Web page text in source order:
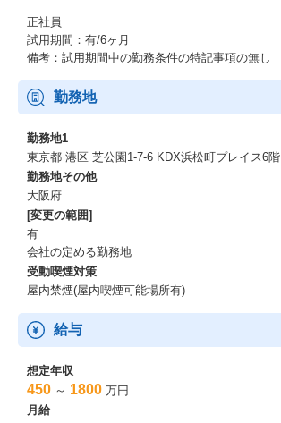
正社員
試用期間：有/6ヶ月
備考：試用期間中の勤務条件の特記事項の無し
勤務地
勤務地1
東京都 港区 芝公園1-7-6 KDX浜松町プレイス6階
勤務地その他
大阪府
[変更の範囲]
有
会社の定める勤務地
受動喫煙対策
屋内禁煙(屋内喫煙可能場所有)
給与
想定年収
450 ～ 1800 万円
月給